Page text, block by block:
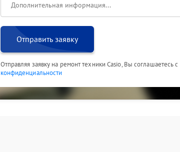
Отправить заявку
Отправляя заявку на ремонт техники Casio, Вы соглашаетесь с
конфиденциальности